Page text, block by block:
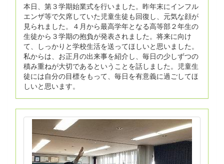
本日、第３学期始業式を行いました。昨年末にインフル
エンザ等で欠席していた児童生徒も回復し、元気な顔が
見られました。４月から最高学年となる高等部２年生の
生徒から３学期の抱負が発表されました。将来に向け
て、しっかりと学校生活を送ってほしいと思いました。
私からは、お正月の出来事を紹介し、毎日の少しずつの
積み重ねが大切であるということを話しました。児童生
徒には自分の目標をもって、毎日を有意義に過ごしてほ
しいと思います。